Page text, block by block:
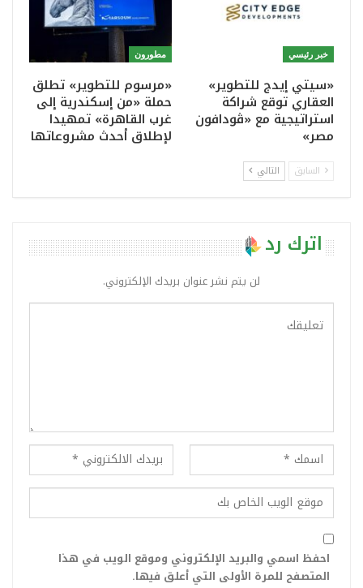
خبر رئيسي
«سيتي إيدج للتطوير»
العقاري توقع شراكة
استراتيجية مع «ڤودافون
مصر»
مطورون
«مرسوم للتطوير» تطلق
حملة «من إسكندرية إلى
غرب القاهرة» تمهيدا
لإطلاق أحدث مشروعاتها
السابق التالي
اترك رد
لن يتم نشر عنوان بريدك الإلكتروني.
احفظ اسمي والبريد الإلكتروني وموقع الويب في هذا
المتصفح للمرة الأولى التي أعلق فيها.